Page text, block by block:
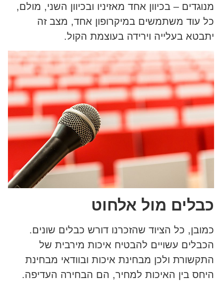
מנוגדים – בכיוון אחד מאזיניו ובכיוון השני, מולם,
כל עוד משתמשים במיקרופון אחד, מצב זה
יתבטא בעלייה וירידה בעוצמת הקול.
כבלים מול אלחוט
כמובן, כל הציוד שהזכרנו דורש כבלים שונים.
הכבלים עשויים להבטיח איכות מירבית של
התקשורת ולכן מבחינת איכות ובוודאי מבחינת
היחס בין האיכות למחיר, הם הבחירה העדיפה.